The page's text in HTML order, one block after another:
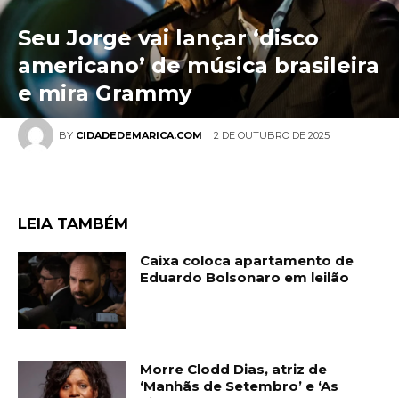
BY CIDADEDEMARICA.COM 2 DE OUTUBRO DE 2025
Seu Jorge vai lançar ‘disco
americano’ de música brasileira
e mira Grammy
LEIA TAMBÉM
Caixa coloca apartamento de
Eduardo Bolsonaro em leilão
Morre Clodd Dias, atriz de
‘Manhãs de Setembro’ e ‘As